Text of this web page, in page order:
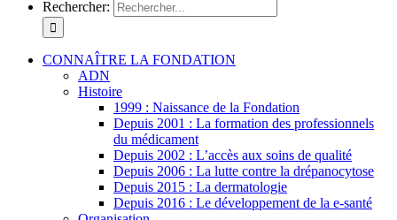
Rechercher:
CONNAÎTRE LA FONDATION
ADN
Histoire
1999 : Naissance de la Fondation
Depuis 2001 : La formation des professionnels
du médicament
Depuis 2002 : L’accès aux soins de qualité
Depuis 2006 : La lutte contre la drépanocytose
Depuis 2015 : La dermatologie
Depuis 2016 : Le développement de la e-santé